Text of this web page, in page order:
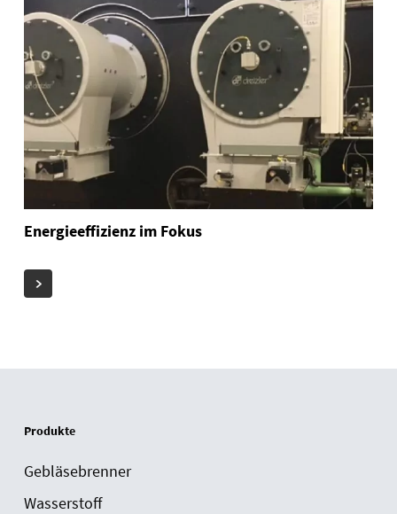
Energieeffizienz im Fokus
Produkte
Gebläsebrenner
Wasserstoff